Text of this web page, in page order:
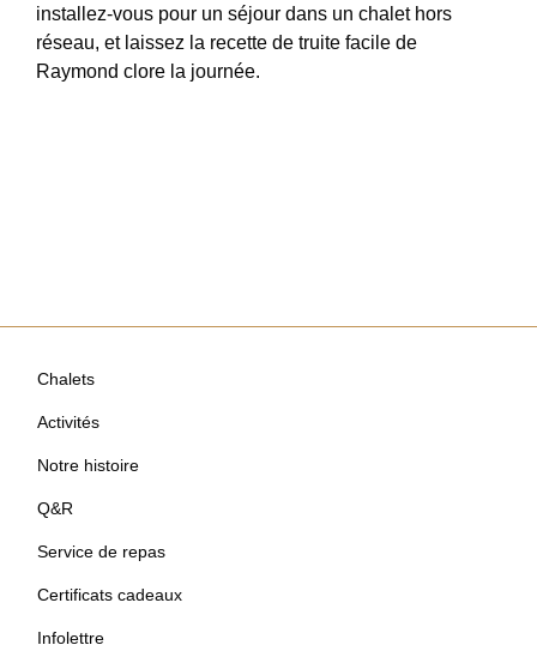
installez-vous pour un séjour dans un chalet hors
réseau, et laissez la recette de truite facile de
Raymond clore la journée.
Chalets
Activités
Notre histoire
Q&R
Service de repas
Certificats cadeaux
Infolettre